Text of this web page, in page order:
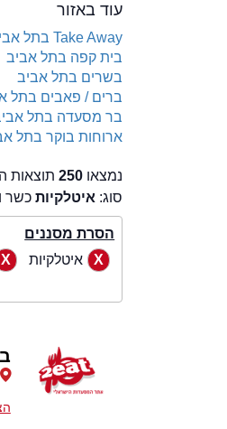
עוד באזור
Take Away בתל אביב
בית קפה בתל אביב
בשרים בתל אביב
ברים / פאבים בתל
בר מסעדה בתל
ארוחות בוקר בתל
נמצאו 250תוצאות
סוג: איטלקיותכשר
הסרת מסננים
איטלקיות